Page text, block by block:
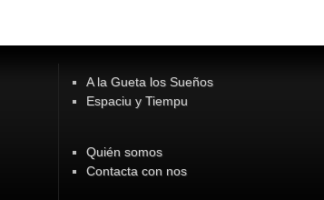
A la Gueta los Sueños
Espaciu y Tiempu
Quién somos
Contacta con nos